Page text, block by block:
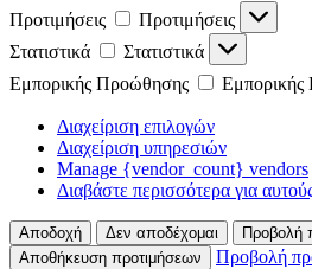
Προτιμήσεις
Προτιμήσεις
Στατιστικά
Στατιστικά
Εμπορικής Προώθησης
Διαχείριση επιλογών
Διαχείριση υπηρεσιών
Manage {vendor_count} vendors
Διαβάστε περισσότερα για
Αποδοχή Δεν αποδέχομαι
Προβολή
Αποθήκευση προτιμήσεων
Προβολή